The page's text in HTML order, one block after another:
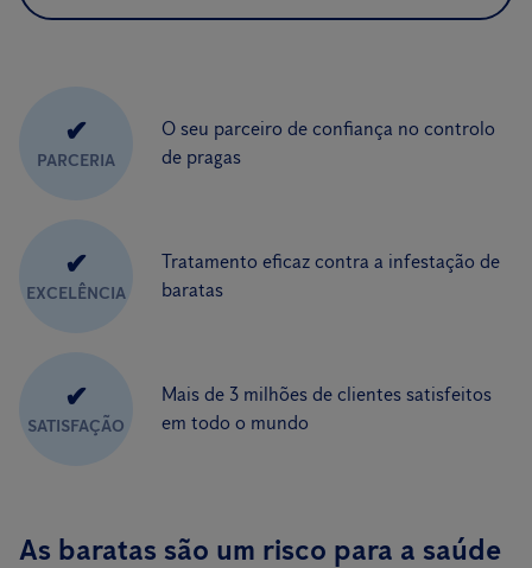
✔
PARCERIA
O seu parceiro de confiança no controlo
de pragas
✔
EXCELÊNCIA
Tratamento eficaz contra a infestação de
baratas
✔
SATISFAÇÃO
Mais de 3 milhões de clientes satisfeitos
em todo o mundo
As baratas são um risco para a saúde